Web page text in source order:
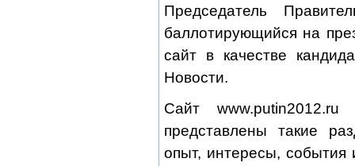
Председатель
баллотирующийся на
сайт в качестве
Новости.
Сайт
представлены такие
опыт, интересы,